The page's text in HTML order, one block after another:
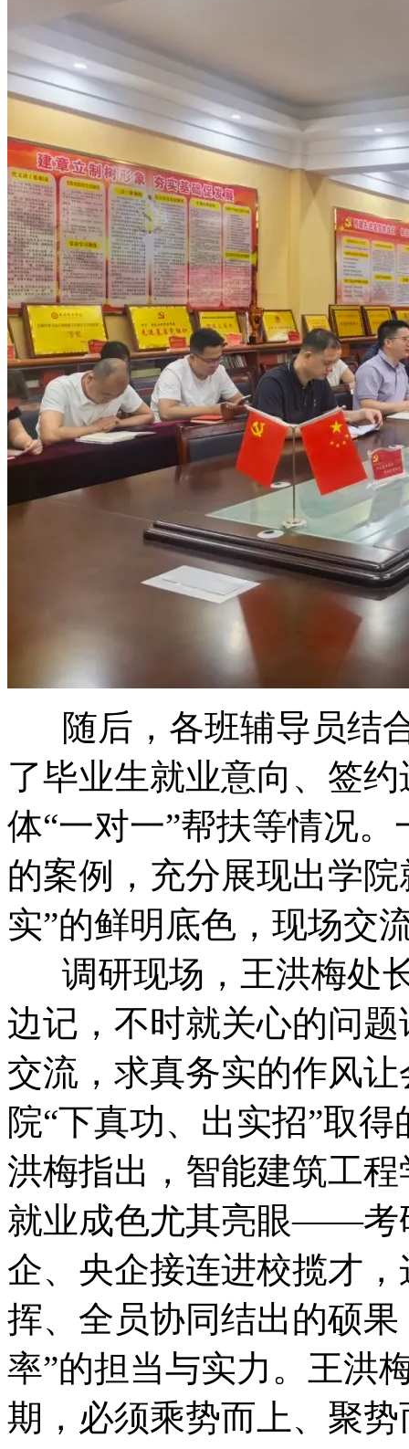
随后，各班辅导员结
了毕业生就业意向、签
体“一对一”帮扶等情况
的案例，充分展现出学
实”的鲜明底色，现场交
调研现场，王洪梅处
边记，不时就关心的问
交流，求真务实的作风
院“下真功、出实招”取
洪梅指出，智能建筑工
就业成色尤其亮眼——考
企、央企接连进校揽才
挥、全员协同结出的硕
率”的担当与实力。王洪
期，必须乘势而上、聚